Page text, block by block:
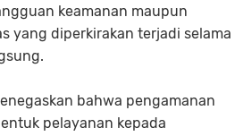
keamanan maupun
yang diperkirakan terjadi selama
bahwa pengamanan
pelayanan kepada